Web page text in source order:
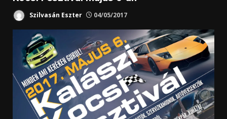
Szilvasán Eszter 04/05/2017